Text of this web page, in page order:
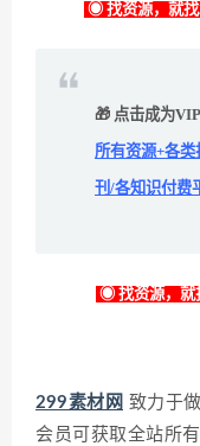
◉ 找资源，就
🎁 点击成为
所有资源+各
刊/各知识付费
◉ 找资源，就
299素材网 致力于
会员可获取全站所